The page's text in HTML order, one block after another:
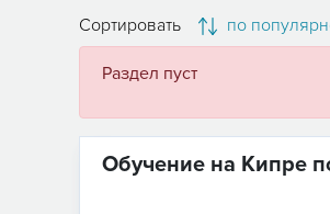
Сортировать по
Раздел пуст
Обучение на Кипре